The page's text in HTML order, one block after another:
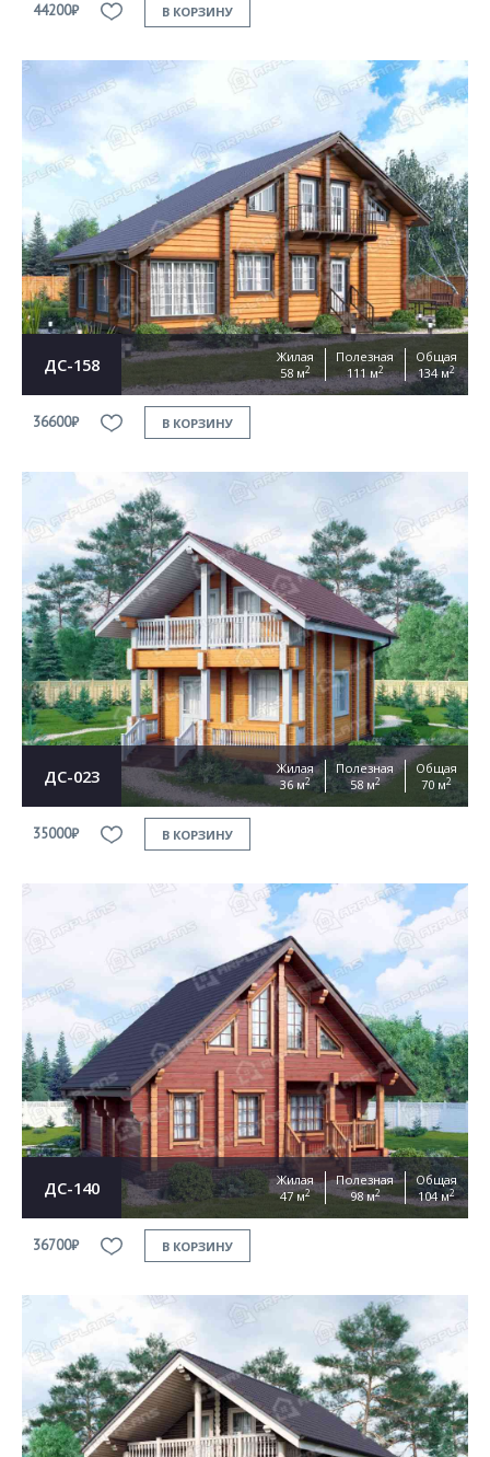
44200₽ В КОРЗИНУ
ДС-158
Жилая
58 м2
Полезная
111 м2
Общая
134 м2
36600₽ В КОРЗИНУ
ДС-023
Жилая
36 м2
Полезная
58 м2
Общая
70 м2
35000₽ В КОРЗИНУ
ДС-140
Жилая
47 м2
Полезная
98 м2
Общая
104 м2
36700₽ В КОРЗИНУ